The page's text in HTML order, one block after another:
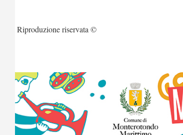
Riproduzione riservata ©